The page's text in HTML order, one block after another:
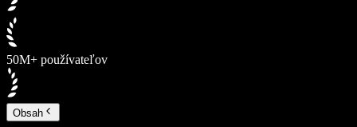
50M+ používateľov
Obsah